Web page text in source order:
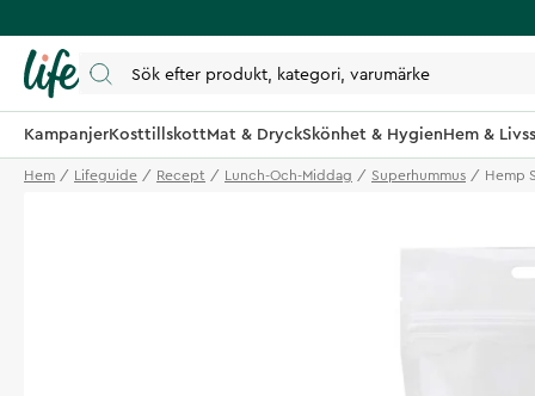
KampanjerKosttillskottMat & DryckSkönhet & HygienHem &
Hem Lifeguide Recept Lunch-Och-Middag Superhummus Hemp